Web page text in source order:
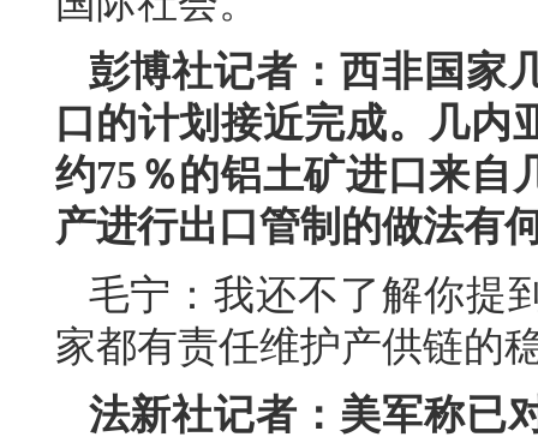
彭博社记者：西非国家
口的计划接近完成。几内
约75％的铝土矿进口来自
产进行出口管制的做法有
毛宁：我还不了解你提
家都有责任维护产供链的
法新社记者：美军称已